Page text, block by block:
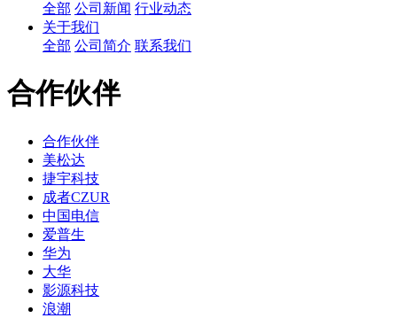
全部 公司新闻 行业动态
关于我们
全部 公司简介 联系我们
合作伙伴
合作伙伴
美松达
捷宇科技
成者CZUR
中国电信
爱普生
华为
大华
影源科技
浪潮